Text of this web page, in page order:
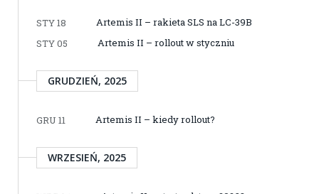
STY 18
Artemis II – rakieta SLS na LC-39B
STY 05
Artemis II – rollout w styczniu
GRUDZIEŃ, 2025
GRU 11 Artemis II – kiedy rollout?
WRZESIEŃ, 2025